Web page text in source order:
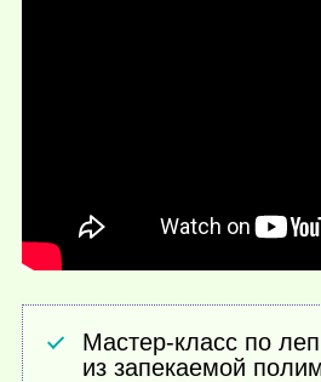
Мастер-класс по
из запекаемой